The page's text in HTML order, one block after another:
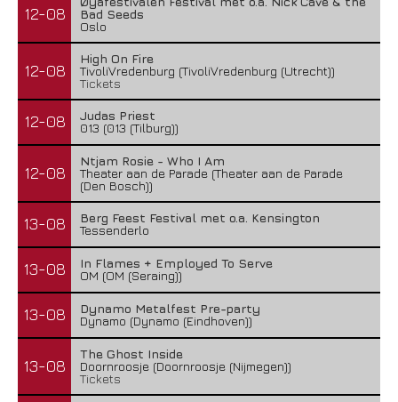
12-08
Bad Seeds
Oslo
12-08
High On Fire
TivoliVredenburg (TivoliVredenburg (Utrecht))
Tickets
12-08
Judas Priest
013 (013 (Tilburg))
12-08
Ntjam Rosie - Who I Am
Theater aan de Parade (Theater aan de Parade
(Den Bosch))
13-08
Berg Feest Festival met o.a. Kensington
Tessenderlo
13-08
In Flames + Employed To Serve
OM (OM (Seraing))
13-08
Dynamo Metalfest Pre-party
Dynamo (Dynamo (Eindhoven))
13-08
The Ghost Inside
Doornroosje (Doornroosje (Nijmegen))
Tickets